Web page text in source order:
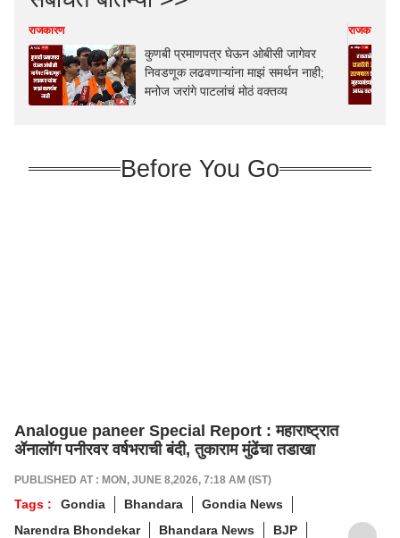
राजकारण
कुणबी प्रमाणपत्र घेऊन ओबीसी जागेवर
निवडणूक लढवणाऱ्यांना माझं समर्थन नाही;
मनोज जरांगे पाटलांचं मोठं वक्तव्य
राजकारण
Before You Go
Analogue paneer Special Report : महाराष्ट्रात
ॲनालॉग पनीरवर वर्षभराची बंदी, तुकाराम मुंढेंचा तडाखा
PUBLISHED AT : MON, JUNE 8,2026, 7:18 AM (IST)
Tags : Gondia Bhandara
Gondia News
Narendra Bhondekar
Bhandara News
BJP